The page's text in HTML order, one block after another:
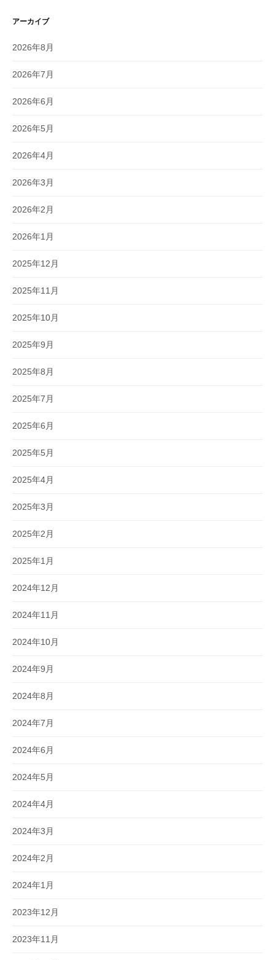
アーカイブ
2026年8月
2026年7月
2026年6月
2026年5月
2026年4月
2026年3月
2026年2月
2026年1月
2025年12月
2025年11月
2025年10月
2025年9月
2025年8月
2025年7月
2025年6月
2025年5月
2025年4月
2025年3月
2025年2月
2025年1月
2024年12月
2024年11月
2024年10月
2024年9月
2024年8月
2024年7月
2024年6月
2024年5月
2024年4月
2024年3月
2024年2月
2024年1月
2023年12月
2023年11月